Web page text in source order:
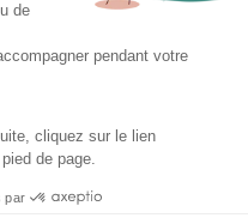
de
pendant votre
cliquez sur le lien
de page.
par